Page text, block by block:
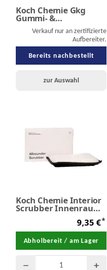
Koch Chemie Gkg
Gummi- &
Kunststoffpflege
glänzend 10 Liter
Verkauf nur an zertifizierte
Aufbereiter.
Bereits nachbestellt
zur Auswahl
Koch Chemie Interior
Scrubber Innenraum
9,35 €*
Abholbereit / am Lager